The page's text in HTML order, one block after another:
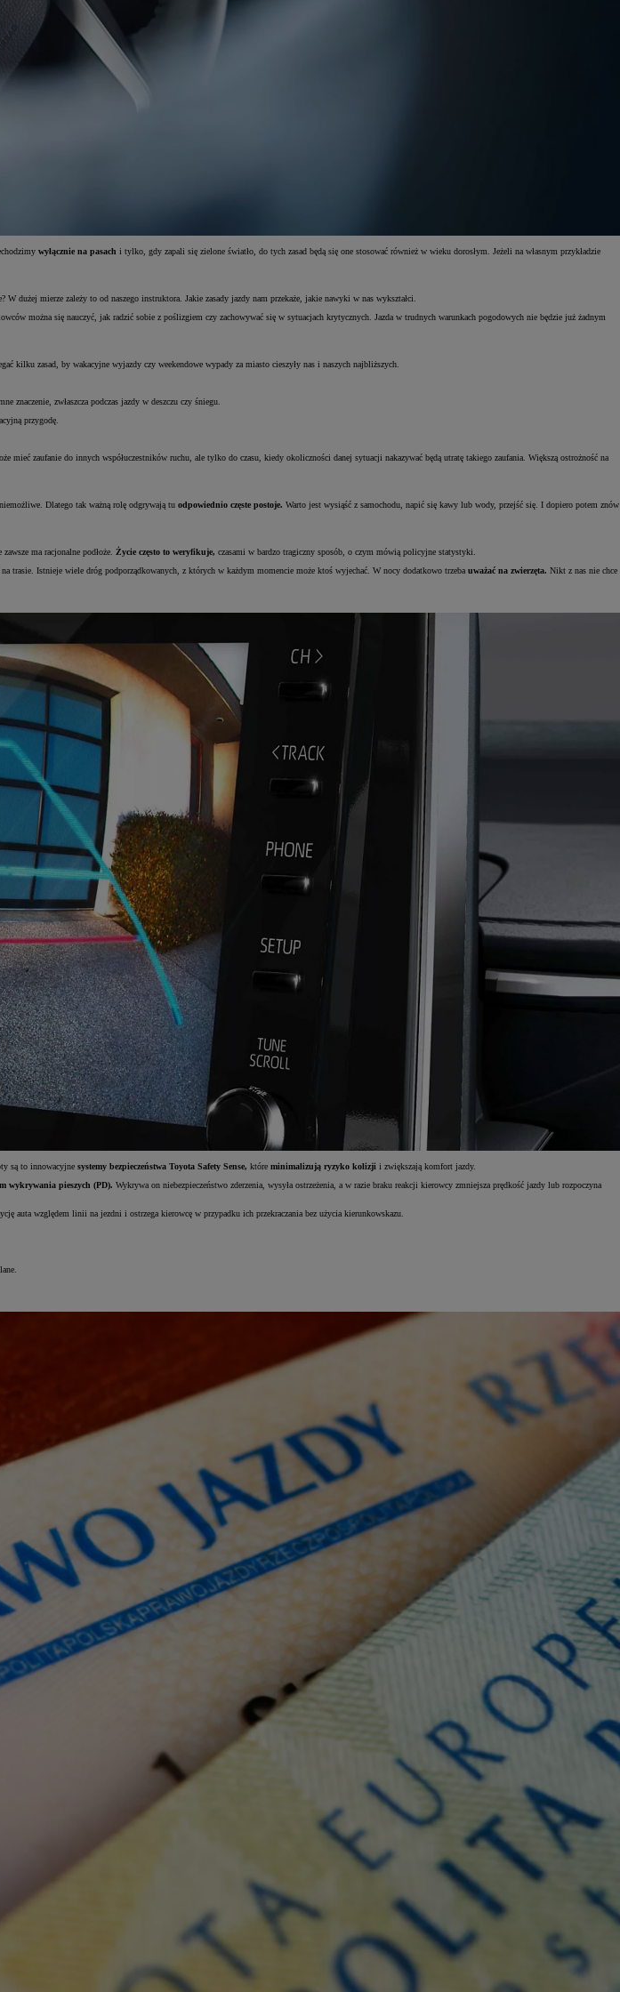
wyłącznie na pasach i tylko, gdy zapali się zielone światło, do tych zasad będą się one stosować również w wieku dorosłym. Jeżeli na własnym przykładzie
dużej mierze zależy to od naszego instruktora. Jakie zasady jazdy nam przekaże, jakie nawyki w nas wykształci.
można się nauczyć, jak radzić sobie z poślizgiem czy zachowywać się w sytuacjach krytycznych. Jazda w trudnych warunkach pogodowych nie będzie już żadnym
kilku zasad, by wakacyjne wyjazdy czy weekendowe wypady za miasto cieszyły nas i naszych najbliższych.
znaczenie, zwłaszcza podczas jazdy w deszczu czy śniegu.
przygodę.
mieć zaufanie do innych współuczestników ruchu, ale tylko do czasu, kiedy okoliczności danej sytuacji nakazywać będą utratę takiego zaufania. Większą ostrożność na
Dlatego tak ważną rolę odgrywają tu odpowiednio częste postoje. Warto jest wysiąść z samochodu, napić się kawy lub wody, przejść się. I dopiero potem znów
ma racjonalne podłoże. Życie często to weryfikuje, czasami w bardzo tragiczny sposób, o czym mówią policyjne statystyki.
trasie. Istnieje wiele dróg podporządkowanych, z których w każdym momencie może ktoś wyjechać. W nocy dodatkowo trzeba uważać na zwierzęta. Nikt z nas nie chce
są to innowacyjne systemy bezpieczeństwa Toyota Safety Sense, które minimalizują ryzyko kolizji i zwiększają komfort jazdy.
wykrywania pieszych (PD). Wykrywa on niebezpieczeństwo zderzenia, wysyła ostrzeżenia, a w razie braku reakcji kierowcy zmniejsza prędkość jazdy lub rozpoczyna
auta względem linii na jezdni i ostrzega kierowcę w przypadku ich przekraczania bez użycia kierunkowskazu.